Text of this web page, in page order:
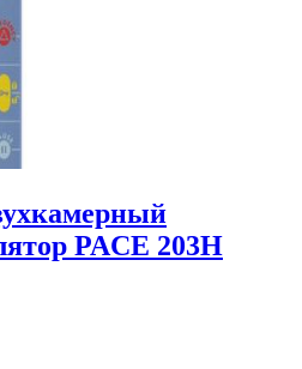
PACE 203Н